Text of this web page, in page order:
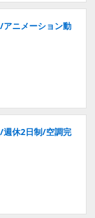
ニメーション動
週休2日制/空調完